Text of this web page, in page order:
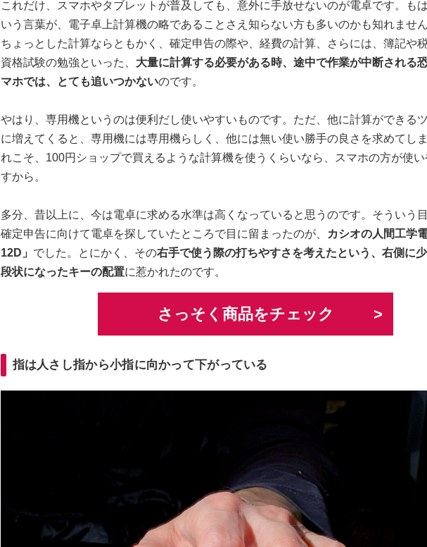
これだけ、スマホやタブレットが普及しても、意外に手放せないのが電卓です。も
いう言葉が、電子卓上計算機の略であることさえ知らない方も多いのかも知れません
ちょっとした計算ならともかく、確定申告の際や、経費の計算、さらには、簿記や
資格試験の勉強といった、 大量に計算する必要がある時、途中で作業が中断される
マホでは、とても追いつかないのです。
やはり、専用機というのは便利だし使いやすいものです。ただ、他に計算ができる
に増えてくると、専用機には専用機らしく、他には無い使い勝手の良さを求めてし
れこそ、100円ショップで買えるような計算機を使うくらいなら、スマホの方が使
すから。
多分、昔以上に、今は電卓に求める水準は高くなっていると思うのです。そういう
確定申告に向けて電卓を探していたところで目に留まったのが、
カシオの人間工学
12D」 でした。とにかく、その右手で使う際の打ちやすさを考えたという、右側に
段状になったキーの配置に惹かれたのです。
さっそく商品をチェック
指は人さし指から小指に向かって下がっている